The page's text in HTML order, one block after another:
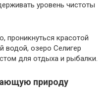
уровень чистоты
проникнуться красотой
водой, озеро Селигер
для отдыха и рыбалки.
природу